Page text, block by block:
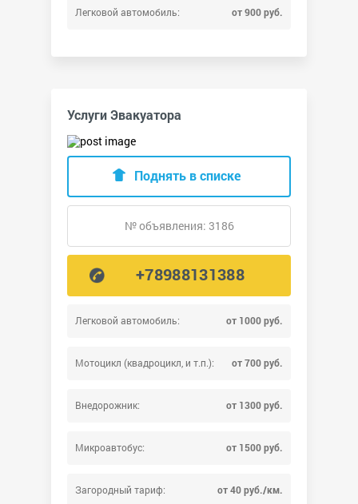
Легковой автомобиль: от 900 руб.
Услуги Эвакуатора
Легковой автомобиль: от 1000 руб.
Мотоцикл (квадроцикл, и т.п.): от 700 руб.
Внедорожник: от 1300 руб.
Микроавтобус: от 1500 руб.
Загородный тариф: от 40 руб./км.
Поднять в списке
№ объявления: 3186
+78988131388